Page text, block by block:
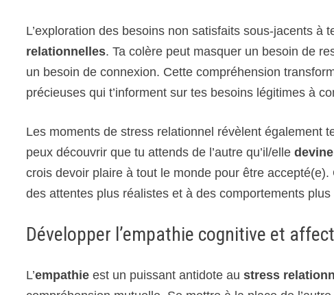
L’exploration des besoins non satisfaits sous-jacents à
relationnelles. Ta colère peut masquer un besoin de
un besoin de connexion. Cette compréhension
précieuses qui t’informent sur tes besoins légitimes à
Les moments de stress relationnel révèlent également
peux découvrir que tu attends de l’autre qu’il/elle
crois devoir plaire à tout le monde pour être
des attentes plus réalistes et à des comportements
Développer l’empathie cognitive et
L’empathie est un puissant antidote austress